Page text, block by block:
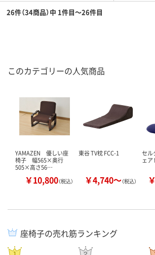
26件（34商品）中 1件目～26件目
このカテゴリーの人気商品
YAMAZEN 優しい座
椅子 幅565×奥行
505×高さ56…
￥10,800（税込）
東谷 TV枕 FCC-1
￥4,740～（税込）
セル
ェア
座椅子の売れ筋ランキング